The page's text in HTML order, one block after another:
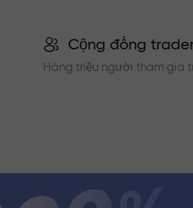
Cộng đồng
Hàng triệu người tham gia